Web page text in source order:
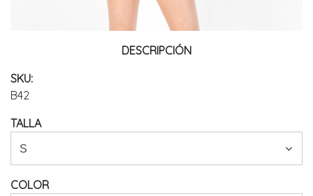
DESCRIPCIÓN
SKU:
B42
TALLA
COLOR